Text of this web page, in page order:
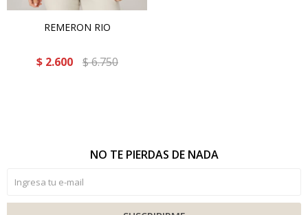
REMERON RIO
$ 2.600 $6.750
NO TE PIERDAS DE NADA